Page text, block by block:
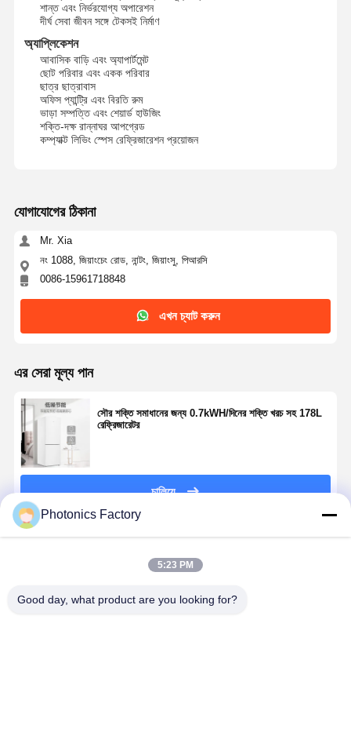
মান নিয়ন্ত্রণ
পিভিটি তাপ পাম্প
শান্ত এবং নির্ভরযোগ্য অপারেশন
দীর্ঘ সেবা জীবন সঙ্গে টেকসই নির্মাণ
অ্যাপ্লিকেশন
আবাসিক বাড়ি এবং অ্যাপার্টমেন্ট
ছোট পরিবার এবং একক পরিবার
ছাত্র ছাত্রাবাস
অফিস প্যান্ট্রি এবং বিরতি রুম
ভাড়া সম্পত্তি এবং শেয়ার্ড হাউজিং
শক্তি-দক্ষ রান্নাঘর আপগ্রেড
কম্প্যাক্ট লিভিং স্পেস রেফ্রিজারেশন প্রয়োজন
যোগাযোগের ঠিকানা
Mr. Xia
নং 1088, জিয়াংচেং রোড, নান্টং, জিয়াংসু, পিআরসি
0086-15961718848
এখন চ্যাট করুন
এর সেরা মূল্য পান
সৌর শক্তি সমাধানের জন্য 0.7kWH/দিনের শক্তি খরচ সহ 178L
রেফ্রিজারেটর
চালিয়ে
Photonics Factory
5:23 PM
Good day, what product are you looking for?